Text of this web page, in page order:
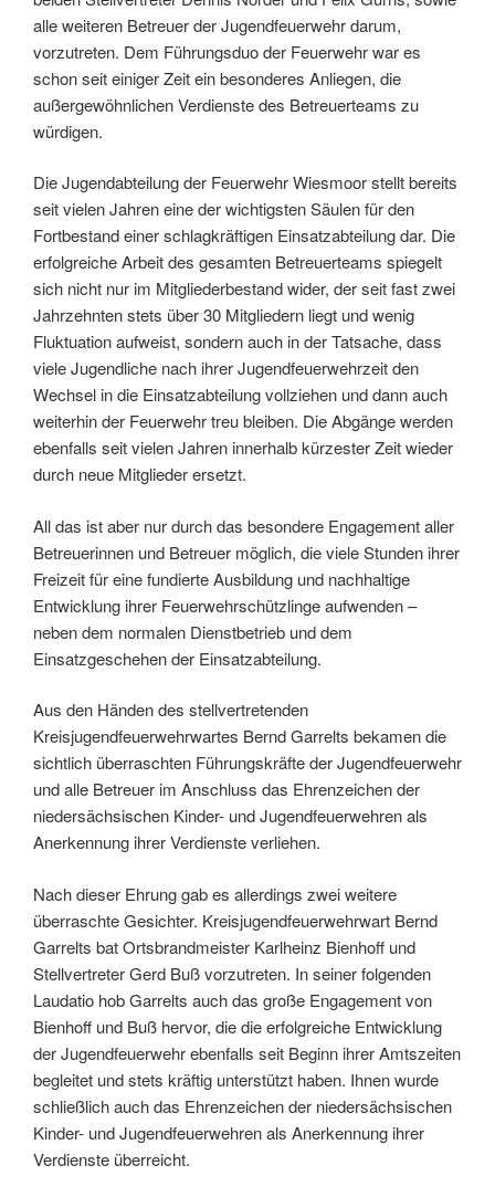
alle weiteren Betreuer der Jugendfeuerwehr darum,
vorzutreten. Dem Führungsduo der Feuerwehr war es
schon seit einiger Zeit ein besonderes Anliegen, die
außergewöhnlichen Verdienste des Betreuerteams zu
würdigen.
Die Jugendabteilung der Feuerwehr Wiesmoor stellt bereits
seit vielen Jahren eine der wichtigsten Säulen für den
Fortbestand einer schlagkräftigen Einsatzabteilung dar. Die
erfolgreiche Arbeit des gesamten Betreuerteams spiegelt
sich nicht nur im Mitgliederbestand wider, der seit fast zwei
Jahrzehnten stets über 30 Mitgliedern liegt und wenig
Fluktuation aufweist, sondern auch in der Tatsache, dass
viele Jugendliche nach ihrer Jugendfeuerwehrzeit den
Wechsel in die Einsatzabteilung vollziehen und dann auch
weiterhin der Feuerwehr treu bleiben. Die Abgänge werden
ebenfalls seit vielen Jahren innerhalb kürzester Zeit wieder
durch neue Mitglieder ersetzt.
All das ist aber nur durch das besondere Engagement aller
Betreuerinnen und Betreuer möglich, die viele Stunden ihrer
Freizeit für eine fundierte Ausbildung und nachhaltige
Entwicklung ihrer Feuerwehrschützlinge aufwenden –
neben dem normalen Dienstbetrieb und dem
Einsatzgeschehen der Einsatzabteilung.
Aus den Händen des stellvertretenden
Kreisjugendfeuerwehrwartes Bernd Garrelts bekamen die
sichtlich überraschten Führungskräfte der Jugendfeuerwehr
und alle Betreuer im Anschluss das Ehrenzeichen der
niedersächsischen Kinder- und Jugendfeuerwehren als
Anerkennung ihrer Verdienste verliehen.
Nach dieser Ehrung gab es allerdings zwei weitere
überraschte Gesichter. Kreisjugendfeuerwehrwart Bernd
Garrelts bat Ortsbrandmeister Karlheinz Bienhoff und
Stellvertreter Gerd Buß vorzutreten. In seiner folgenden
Laudatio hob Garrelts auch das große Engagement von
Bienhoff und Buß hervor, die die erfolgreiche Entwicklung
der Jugendfeuerwehr ebenfalls seit Beginn ihrer Amtszeiten
begleitet und stets kräftig unterstützt haben. Ihnen wurde
schließlich auch das Ehrenzeichen der niedersächsischen
Kinder- und Jugendfeuerwehren als Anerkennung ihrer
Verdienste überreicht.